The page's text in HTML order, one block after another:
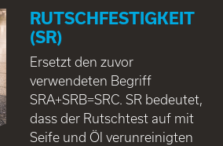
RUTSCHFESTIGKEIT
(SR)
Ersetzt den zuvor
verwendeten Begriff
SRA+SRB=SRC. SR bedeutet,
dass der Rutschtest auf mit
Seife und Öl verunreinigten